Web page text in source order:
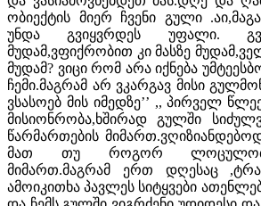
ობიექტის მიერ ჩვენი გული
უნდა გვიყვრდეს უფალი.
მუდამ,ვფიქრობით კი მასზე
მუდამ? ვიცი რომ არა იქნება
ჩემი.მაგრამ არ ვკარგავ მისი
ვსასოებ მის იმედზე’’ ,, პირველ
მისიონრობა,ხშირად გულში
წარმართების
მათ თუ როგორ
მიმართ.მაგრამ ერთ დღესაც
ამოიკითხა პავლეს სიტყვები